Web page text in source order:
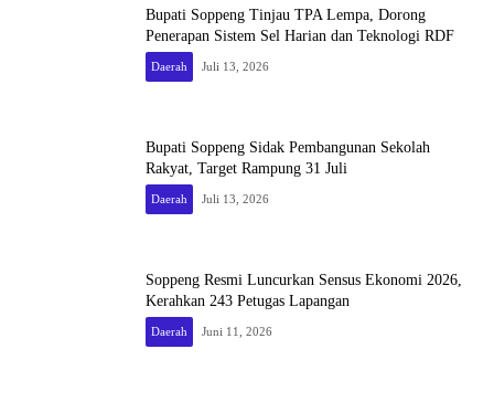
Bupati Soppeng Tinjau TPA Lempa, Dorong
Penerapan Sistem Sel Harian dan Teknologi RDF
Daerah Juli 13, 2026
Bupati Soppeng Sidak Pembangunan Sekolah
Rakyat, Target Rampung 31 Juli
Daerah Juli 13, 2026
Soppeng Resmi Luncurkan Sensus Ekonomi 2026,
Kerahkan 243 Petugas Lapangan
Daerah Juni 11, 2026